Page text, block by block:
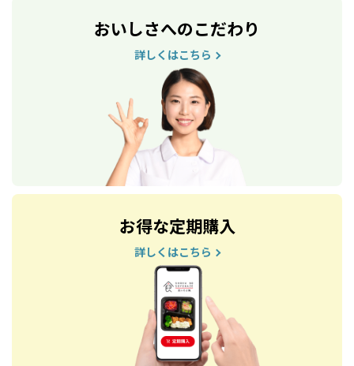
おいしさへのこだわり
詳しくはこちら
お得な定期購入
詳しくはこちら